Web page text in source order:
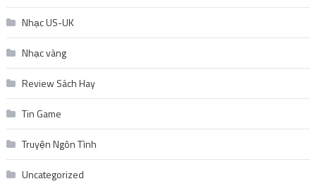
Nhạc US-UK
Nhạc vàng
Review Sách Hay
Tin Game
Truyện Ngôn Tình
Uncategorized